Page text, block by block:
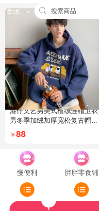
全国
港仔文艺男美式植绒连帽卫衣
男冬季加绒加厚宽松复古帽衫
外套 XXL 加绒 5XL 灰色加绒
￥ 88
慢便利 胖胖零食铺